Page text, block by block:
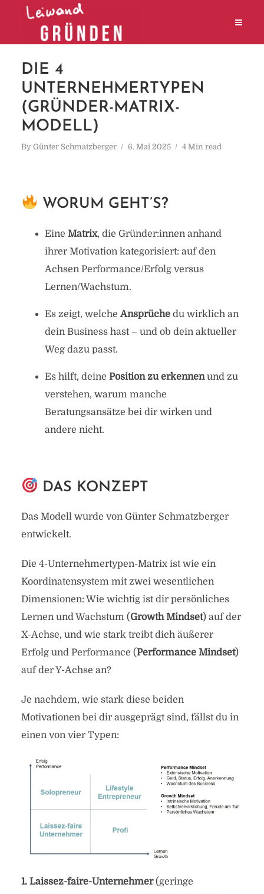
DIE 4
UNTERNEHMERTYPEN
(GRÜNDER-MATRIX-
MODELL)
By Günter Schmatzberger 6. Mai 2025 4 Min read
WORUM GEHT’S?
Eine Matrix, die Gründer:innen anhand
ihrer Motivation kategorisiert: auf den
Achsen Performance/Erfolg versus
Lernen/Wachstum.
Es zeigt, welche Ansprüchedu wirklich an
dein Business hast – und ob dein aktueller
Weg dazu passt.
Es hilft, deine Position zu erkennenund zu
verstehen, warum manche
Beratungsansätze bei dir wirken und
andere nicht.
DAS KONZEPT
Das Modell wurde von Günter Schmatzberger
entwickelt.
Die 4-Unternehmertypen-Matrix ist wie ein
Koordinatensystem mit zwei wesentlichen
Dimensionen: Wie wichtig ist dir persönliches
Lernen und Wachstum (Growth Mindset) auf der
X-Achse, und wie stark treibt dich äußerer
Erfolg und Performance (Performance Mindset)
auf der Y-Achse an?
Je nachdem, wie stark diese beiden
Motivationen bei dir ausgeprägt sind, fällst du in
einen von vier Typen:
1. Laissez-faire-Unternehmer(geringe